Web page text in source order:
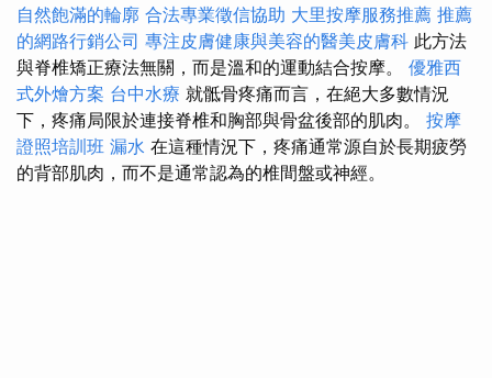
自然飽滿的輪廓 合法專業徵信協助 大里按摩服務推薦 推薦
的網路行銷公司 專注皮膚健康與美容的醫美皮膚科 此方法
與脊椎矯正療法無關，而是溫和的運動結合按摩。 優雅西
式外燴方案 台中水療 就骶骨疼痛而言，在絕大多數情況
下，疼痛局限於連接脊椎和胸部與骨盆後部的肌肉。 按摩
證照培訓班 漏水 在這種情況下，疼痛通常源自於長期疲勞
的背部肌肉，而不是通常認為的椎間盤或神經。